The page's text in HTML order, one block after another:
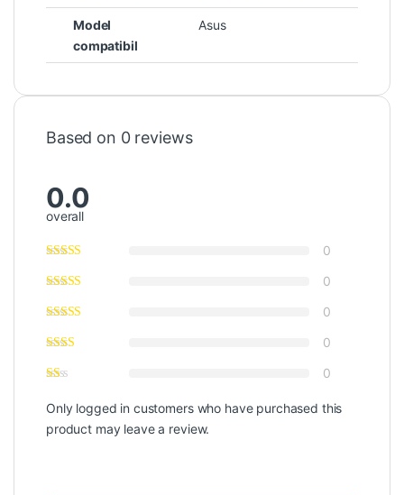
Model
compatibil
Asus
Based on 0 reviews
0.0
overall
0
0
0
0
0
Only logged in customers who have purchased this
product may leave a review.